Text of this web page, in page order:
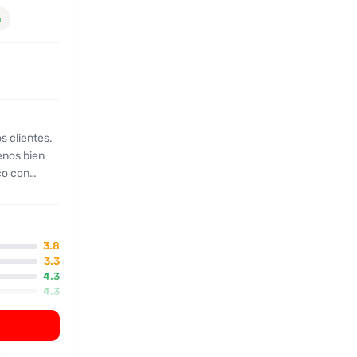
clientes.
bien
es
a
3.8
3.3
4.3
4.3